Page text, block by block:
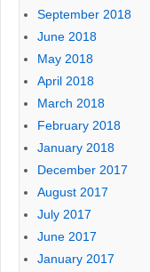
September 2018
June 2018
May 2018
April 2018
March 2018
February 2018
January 2018
December 2017
August 2017
July 2017
June 2017
January 2017